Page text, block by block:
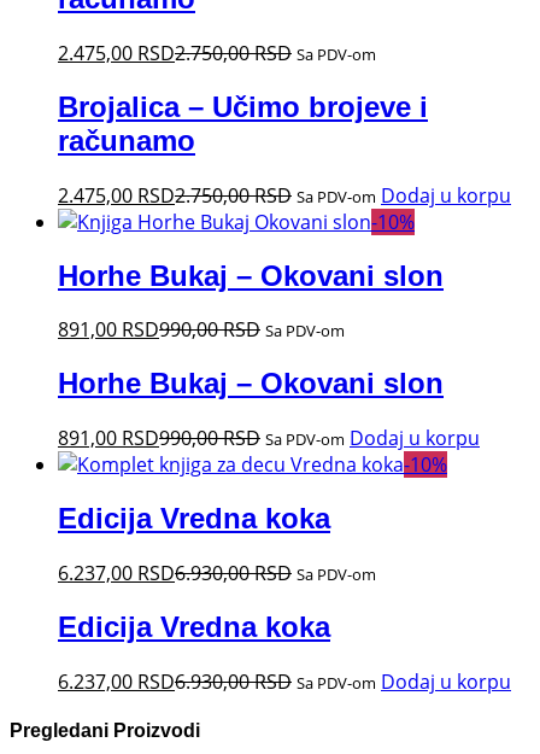
2.475,00 RSD2.750,00RSD Sa PDV-om
Brojalica – Učimo brojeve i
računamo
2.475,00 RSD2.750,00RSD Sa PDV-om Dodaj u korpu
-10%
Horhe Bukaj – Okovani slon
891,00 RSD990,00RSD Sa PDV-om
Horhe Bukaj – Okovani slon
891,00 RSD990,00RSD Sa PDV-om Dodaj u korpu
-10%
Edicija Vredna koka
6.237,00 RSD6.930,00RSD Sa PDV-om
Edicija Vredna koka
6.237,00 RSD6.930,00RSD Sa PDV-om Dodaj u korpu
Pregledani Proizvodi